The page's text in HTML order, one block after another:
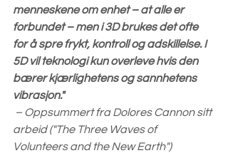
menneskene om enhet – at alle er
forbundet – men i 3D brukes det ofte
for å spre frykt, kontroll og adskillelse. I
5D vil teknologi kun overleve hvis den
bærer kjærlighetens og sannhetens
vibrasjon."
– Oppsummert fra Dolores Cannon sitt
arbeid ("The Three Waves of
Volunteers and the New Earth")